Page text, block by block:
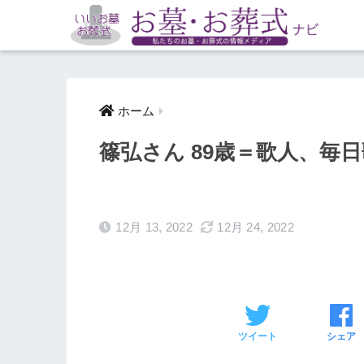
ホーム
篠弘さん 89歳＝歌人、毎
12月 13, 2022 12月 24, 2022
ツイート シェア